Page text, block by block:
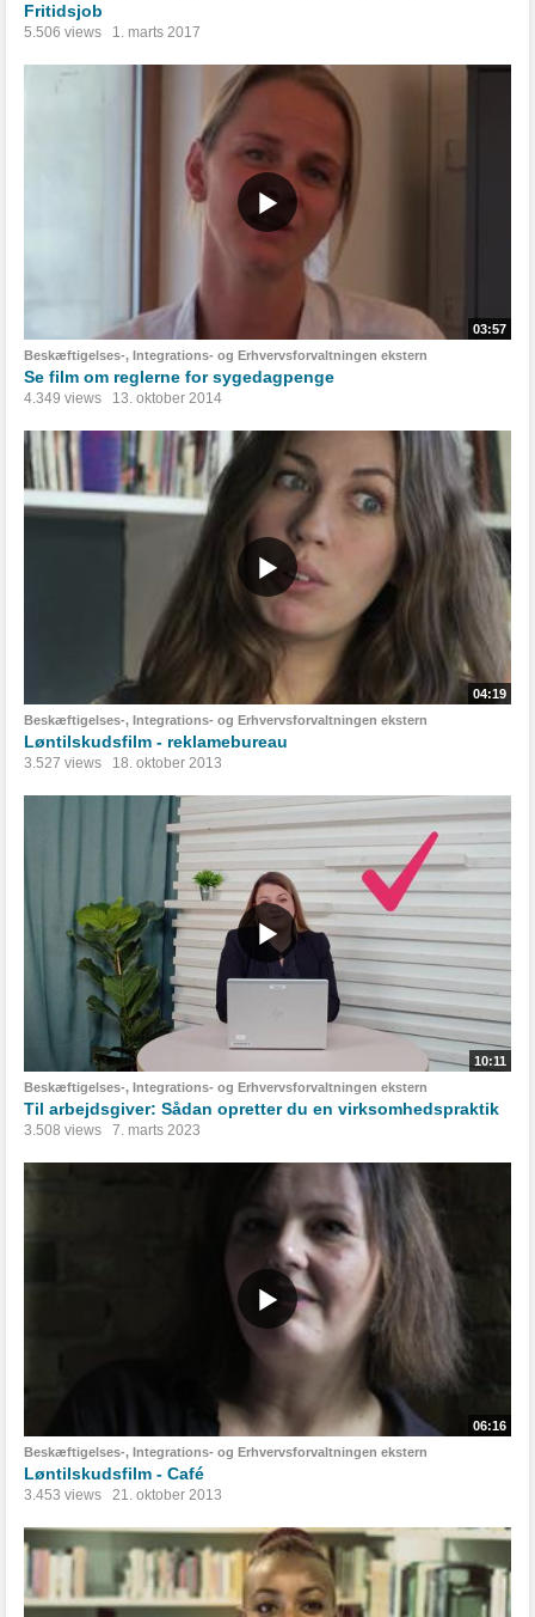
Fritidsjob
5.506 views 1. marts 2017
03:57
Beskæftigelses-, Integrations- og Erhvervsforvaltningen ekstern
Se film om reglerne for sygedagpenge
4.349 views 13. oktober 2014
04:19
Beskæftigelses-, Integrations- og Erhvervsforvaltningen ekstern
Løntilskudsfilm - reklamebureau
3.527 views 18. oktober 2013
10:11
Beskæftigelses-, Integrations- og Erhvervsforvaltningen ekstern
Til arbejdsgiver: Sådan opretter du en virksomhedspraktik
3.508 views 7. marts 2023
06:16
Beskæftigelses-, Integrations- og Erhvervsforvaltningen ekstern
Løntilskudsfilm - Café
3.453 views 21. oktober 2013